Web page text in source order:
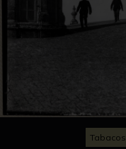
Tabacos